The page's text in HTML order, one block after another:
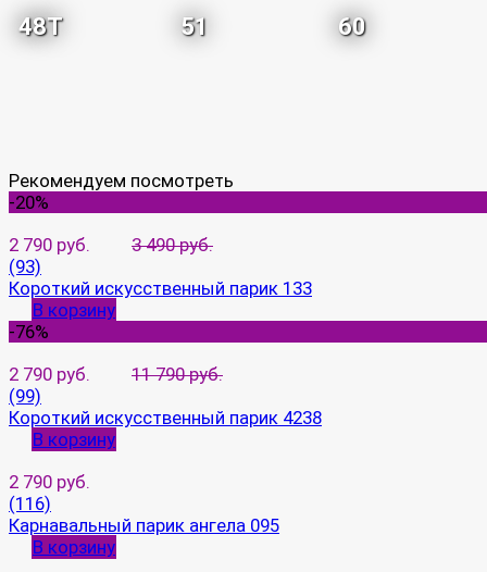
48T 51 60
Рекомендуем посмотреть
-20%
2 790 руб.
3 490 руб.
(93)
Короткий искусственный парик 133
В корзину
-76%
2 790 руб.
11 790 руб.
(99)
Короткий искусственный парик 4238
В корзину
2 790 руб.
(116)
Карнавальный парик ангела 095
В корзину